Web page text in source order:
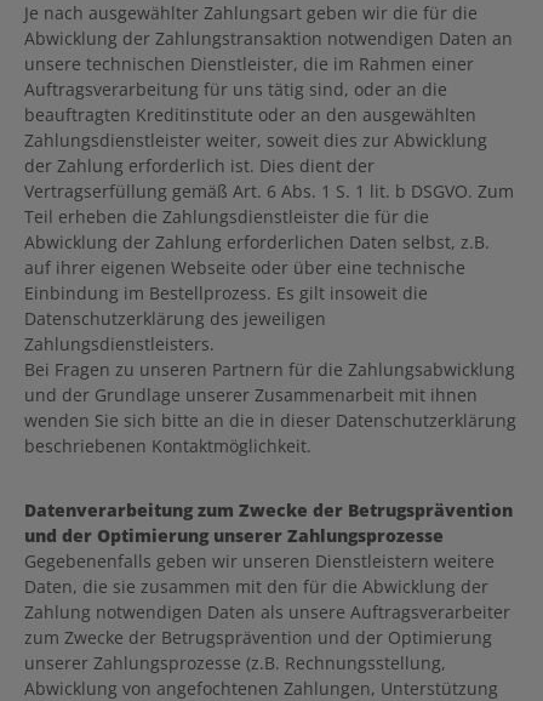
Je nach ausgewählter Zahlungsart geben wir die für die
Abwicklung der Zahlungstransaktion notwendigen Daten an
unsere technischen Dienstleister, die im Rahmen einer
Auftragsverarbeitung für uns tätig sind, oder an die
beauftragten Kreditinstitute oder an den ausgewählten
Zahlungsdienstleister weiter, soweit dies zur Abwicklung
der Zahlung erforderlich ist. Dies dient der
Vertragserfüllung gemäß Art. 6 Abs. 1 S. 1 lit. b DSGVO. Zum
Teil erheben die Zahlungsdienstleister die für die
Abwicklung der Zahlung erforderlichen Daten selbst, z.B.
auf ihrer eigenen Webseite oder über eine technische
Einbindung im Bestellprozess. Es gilt insoweit die
Datenschutzerklärung des jeweiligen
Zahlungsdienstleisters.
Bei Fragen zu unseren Partnern für die Zahlungsabwicklung
und der Grundlage unserer Zusammenarbeit mit ihnen
wenden Sie sich bitte an die in dieser Datenschutzerklärung
beschriebenen Kontaktmöglichkeit.
Datenverarbeitung zum Zwecke der Betrugsprävention
und der Optimierung unserer Zahlungsprozesse
Gegebenenfalls geben wir unseren Dienstleistern weitere
Daten, die sie zusammen mit den für die Abwicklung der
Zahlung notwendigen Daten als unsere Auftragsverarbeiter
zum Zwecke der Betrugsprävention und der Optimierung
unserer Zahlungsprozesse (z.B. Rechnungsstellung,
Abwicklung von angefochtenen Zahlungen, Unterstützung